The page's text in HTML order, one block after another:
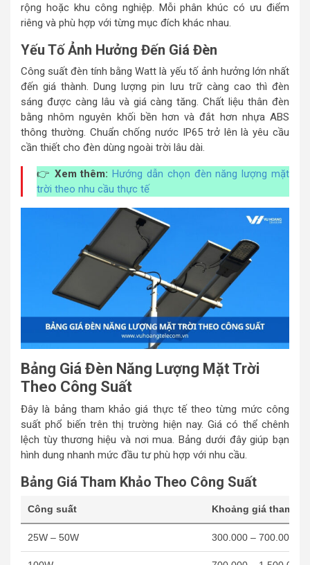
rộng hoặc khu công nghiệp. Mỗi phân khúc có ưu điểm
riêng và phù hợp với từng mục đích khác nhau.
Yếu Tố Ảnh Hưởng Đến Giá Đèn
Công suất đèn tính bằng Watt là yếu tố ảnh hưởng lớn nhất
đến giá thành. Dung lượng pin lưu trữ càng cao thì đèn
sáng được càng lâu và giá càng tăng. Chất liệu thân đèn
bằng nhôm nguyên khối bền hơn và đắt hơn nhựa ABS
thông thường. Chuẩn chống nước IP65 trở lên là yêu cầu
cần thiết cho đèn dùng ngoài trời lâu dài.
👉 Xem thêm: Hướng dẫn chọn đèn năng lượng mặt
trời theo nhu cầu thực tế
Bảng Giá Đèn Năng Lượng Mặt Trời
Theo Công Suất
Đây là bảng tham khảo giá thực tế theo từng mức công
suất phổ biến trên thị trường hiện nay. Giá có thể chênh
lệch tùy thương hiệu và nơi mua. Bảng dưới đây giúp bạn
hình dung nhanh mức đầu tư phù hợp với nhu cầu.
Bảng Giá Tham Khảo Theo Công Suất
Công suất Khoảng giá tham
25W – 50W 300.000 – 700.000